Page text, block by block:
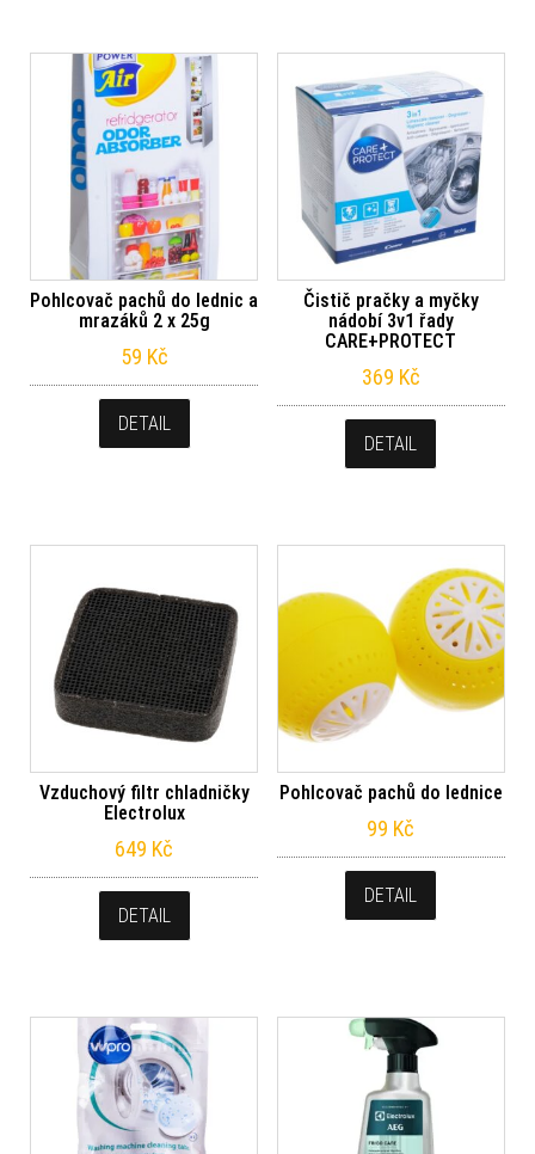
Pohlcovač pachů do lednic a
mrazáků 2 x 25g
59 Kč
DETAIL
Čistič pračky a myčky
nádobí 3v1 řady
CARE+PROTECT
369 Kč
DETAIL
Vzduchový filtr chladničky
Electrolux
649 Kč
DETAIL
Pohlcovač pachů do lednice
99 Kč
DETAIL